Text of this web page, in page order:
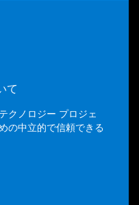
て
クノロジー プロジェ
の中立的で信頼できる